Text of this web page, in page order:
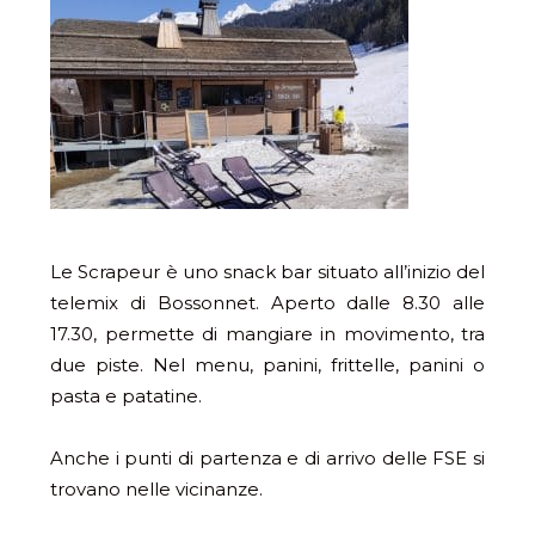
Le Scrapeur è uno snack bar situato all’inizio del
telemix di Bossonnet. Aperto dalle 8.30 alle
17.30, permette di mangiare in movimento, tra
due piste. Nel menu, panini, frittelle, panini o
pasta e patatine.
Anche i punti di partenza e di arrivo delle FSE si
trovano nelle vicinanze.